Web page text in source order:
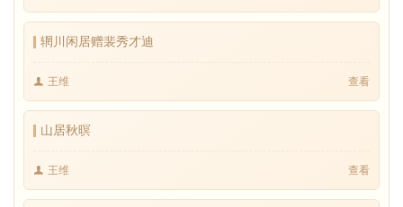
辋川闲居赠裴秀才迪
王维 查看
山居秋暝
王维 查看